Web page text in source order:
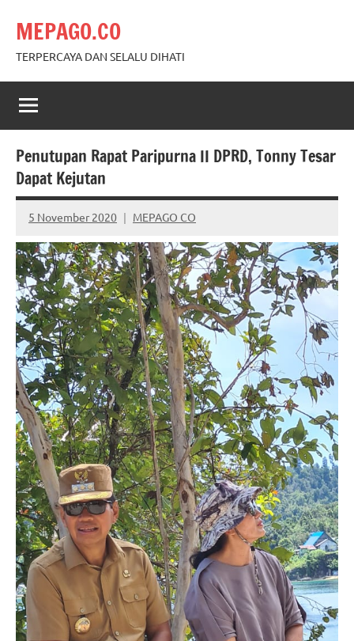
content
MEPAGO.CO
TERPERCAYA DAN SELALU DIHATI
Penutupan Rapat Paripurna II DPRD, Tonny Tesar
Dapat Kejutan
5 November 2020 MEPAGO CO
No
comments